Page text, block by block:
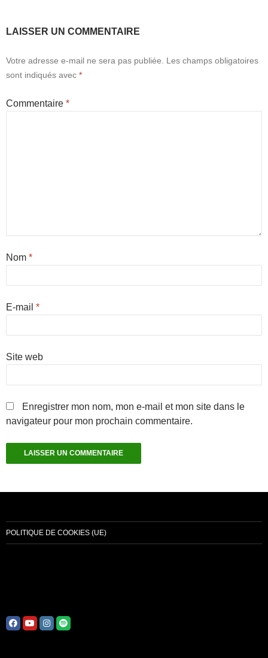
LAISSER UN COMMENTAIRE
Votre adresse e-mail ne sera pas publiée. Les champs obligatoires
sont indiqués avec *
Commentaire *
Nom *
E-mail *
Site web
Enregistrer mon nom, mon e-mail et mon site dans le
navigateur pour mon prochain commentaire.
POLITIQUE DE COOKIES (UE)